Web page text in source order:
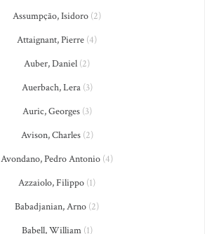
Assumpção, Isidoro (2)
Attaignant, Pierre (4)
Auber, Daniel (2)
Auerbach, Lera(3)
Auric, Georges(3)
Avison, Charles(2)
Avondano, Pedro Antonio (4)
Azzaiolo, Filippo (1)
Babadjanian, Arno (2)
Babell, William(1)